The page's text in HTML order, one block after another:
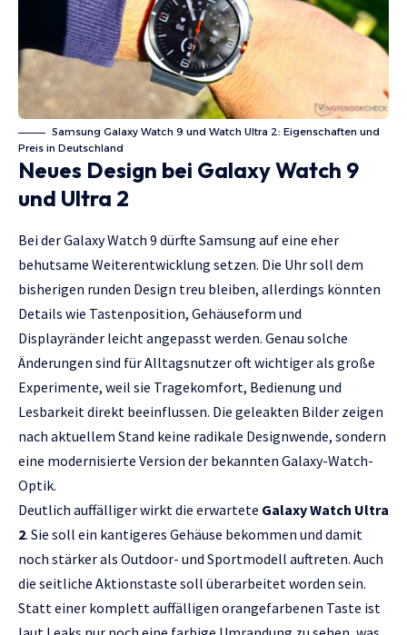
Samsung Galaxy Watch 9 und Watch Ultra 2: Eigenschaften und
Preis in Deutschland
Neues Design bei Galaxy Watch 9
und Ultra 2
Bei der Galaxy Watch 9 dürfte Samsung auf eine eher
behutsame Weiterentwicklung setzen. Die Uhr soll dem
bisherigen runden Design treu bleiben, allerdings könnten
Details wie Tastenposition, Gehäuseform und
Displayränder leicht angepasst werden. Genau solche
Änderungen sind für Alltagsnutzer oft wichtiger als große
Experimente, weil sie Tragekomfort, Bedienung und
Lesbarkeit direkt beeinflussen. Die geleakten Bilder zeigen
nach aktuellem Stand keine radikale Designwende, sondern
eine modernisierte Version der bekannten Galaxy-Watch-
Optik.
Deutlich auffälliger wirkt die erwartete Galaxy Watch Ultra
2. Sie soll ein kantigeres Gehäuse bekommen und damit
noch stärker als Outdoor- und Sportmodell auftreten. Auch
die seitliche Aktionstaste soll überarbeitet worden sein.
Statt einer komplett auffälligen orangefarbenen Taste ist